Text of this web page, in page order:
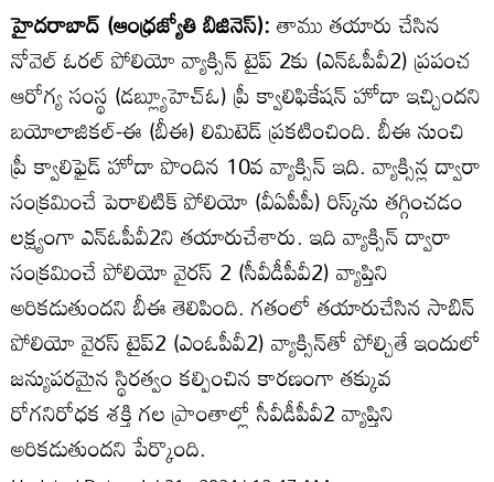
హైదరాబాద్‌ (ఆంధ్రజ్యోతి బిజినెస్‌):తాము తయారు చేసిన
నోవెల్‌ ఓరల్‌ పోలియో వ్యాక్సిన్‌ టైప్‌ 2కు (ఎన్‌ఓపీవీ2) ప్రపంచ
ఆరోగ్య సంస్థ (డబ్ల్యూహెచ్‌ఓ) ప్రీ క్వాలిఫికేషన్‌ హోదా ఇచ్చిందని
బయోలాజికల్‌-ఈ (బీఈ) లిమిటెడ్‌ ప్రకటించింది. బీఈ నుంచి
ప్రీ క్వాలిఫైడ్‌ హోదా పొందిన 10వ వ్యాక్సిన్‌ ఇది. వ్యాక్సిన్ల ద్వారా
సంక్రమించే పెరాలిటిక్‌ పోలియో (వీఏపీపీ) రిస్క్‌ను తగ్గించడం
లక్ష్యంగా ఎన్‌ఓపీవీ2ని తయారుచేశారు. ఇది వ్యాక్సిన్‌ ద్వారా
సంక్రమించే పోలియో వైరస్‌ 2 (సీవీడీపీవీ2) వ్యాప్తిని
అరికడుతుందని బీఈ తెలిపింది. గతంలో తయారుచేసిన సాబిన్‌
పోలియో వైరస్‌ టైప్‌2 (ఎంఓపీవీ2) వ్యాక్సిన్‌తో పోల్చితే ఇందులో
జన్యుపరమైన స్థిరత్వం కల్పించిన కారణంగా తక్కువ
రోగనిరోధక శక్తి గల ప్రాంతాల్లో సీవీడీపీవీ2 వ్యాప్తిని
అరికడుతుందని పేర్కొంది.